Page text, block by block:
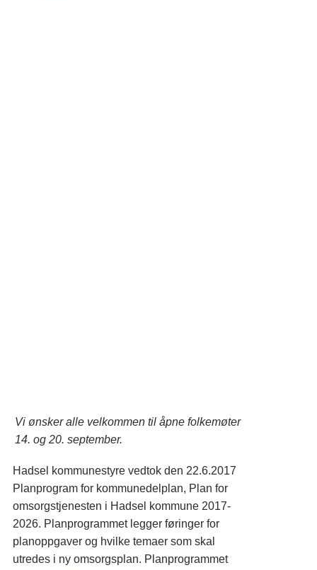
Vi ønsker alle velkommen til åpne folkemøter
14. og 20. september.
Hadsel kommunestyre vedtok den 22.6.2017
Planprogram for kommunedelplan, Plan for
omsorgstjenesten i Hadsel kommune 2017-
2026. Planprogrammet legger føringer for
planoppgaver og hvilke temaer som skal
utredes i ny omsorgsplan. Planprogrammet